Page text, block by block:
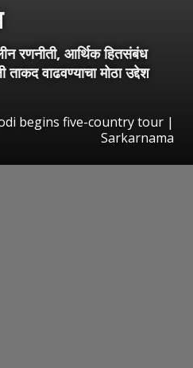
रणनीती, आर्थिक हितसंबंध
वाढवण्याचा मोठा उद्देश
begins five-country tour |
Sarkarnama